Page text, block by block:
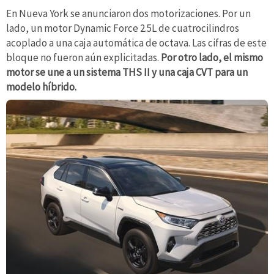
En Nueva York se anunciaron dos motorizaciones. Por un
lado, un motor Dynamic Force 2.5L de cuatrocilindros
acoplado a una caja automática de octava. Las cifras de este
bloque no fueron aún explicitadas. Por otro lado, el mismo
motor se une a un sistema THS II y una caja CVT para un
modelo híbrido.